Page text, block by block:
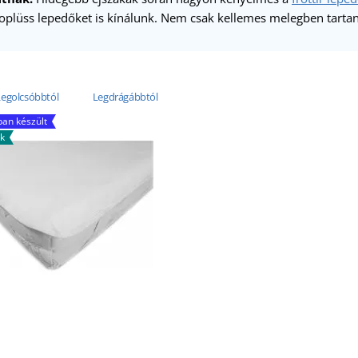
lepedőket is kínálunk. Nem csak kellemes melegben
Legdrágábbtól
készült